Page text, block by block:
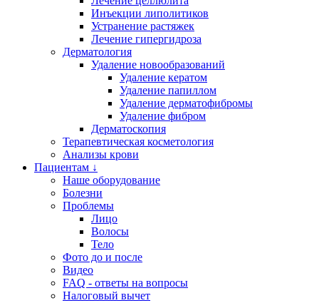
Инъекции липолитиков
Устранение растяжек
Лечение гипергидроза
Дерматология
Удаление новообразований
Удаление кератом
Удаление папиллом
Удаление дерматофибромы
Удаление фибром
Дерматоскопия
Терапевтическая косметология
Анализы крови
Пациентам ↓
Наше оборудование
Болезни
Проблемы
Лицо
Волосы
Тело
Фото до и после
Видео
FAQ - ответы на вопросы
Налоговый вычет